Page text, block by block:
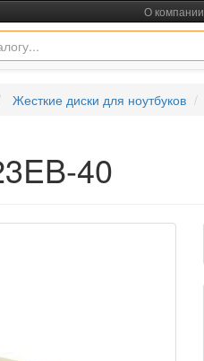
О компании
Жесткие диски для ноутбуков
40